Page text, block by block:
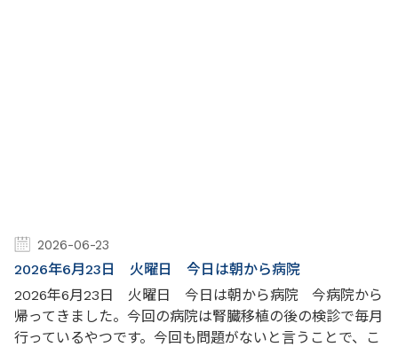
2026-06-23
2026年6月23日 火曜日 今日は朝から病院
2026年6月23日 火曜日 今日は朝から病院 今病院から
帰ってきました。今回の病院は腎臓移植の後の検診で毎月
行っているやつです。今回も問題がないと言うことで、こ